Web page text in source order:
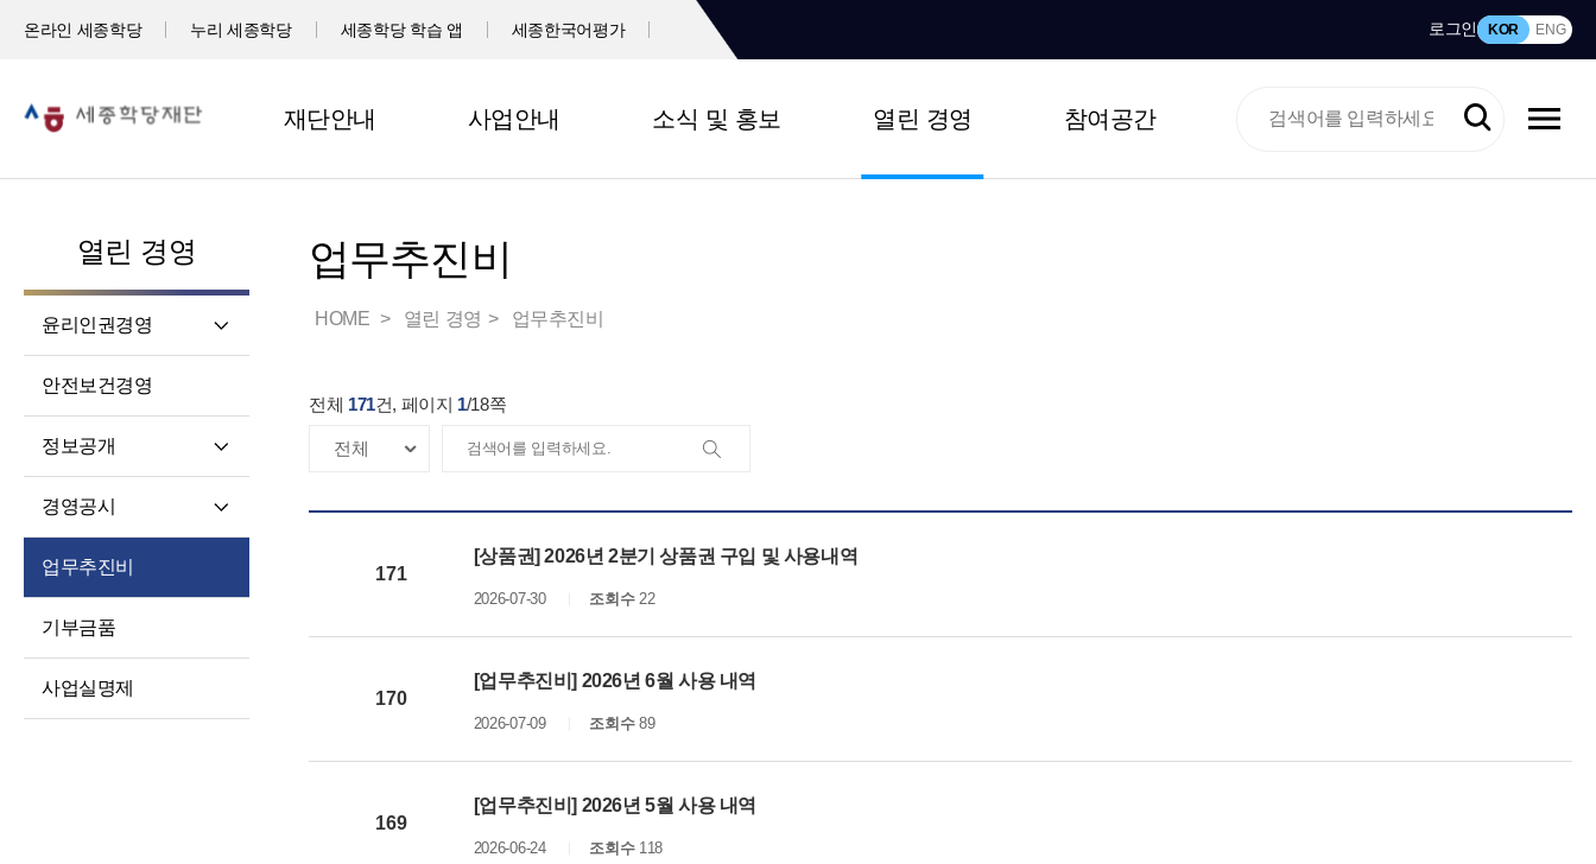
온라인 세종학당 누리 세종학당 세종학당 학습 앱 세종한국어평가 로그인 KOR ENG
재단안내 사업안내 소식 및 홍보 열린 경영 참여공간
열린 경영
윤리인권경영
고객서비스 헌장
윤리 자가 진단
재단 청렴 실천 결의문
인권경영
윤리인권경영 활동
청렴포털부패신고
(레드휘슬)
안전보건경영
정보공개
처리절차
정보공개방법
불복구제절차
경영공시
징계처분 결과
소송 및 소송대리인
현황
업무추진비
기부금품
사업실명제
업무추진비
HOME 열린 경영 업무추진비
전체 171건, 페이지 1/18쪽
171
[상품권] 2026년 2분기 상품권 구입 및 사용내역
2026-07-30 조회수22
170
[업무추진비] 2026년 6월 사용 내역
2026-07-09 조회수89
169
[업무추진비] 2026년 5월 사용 내역
2026-06-24 조회수118